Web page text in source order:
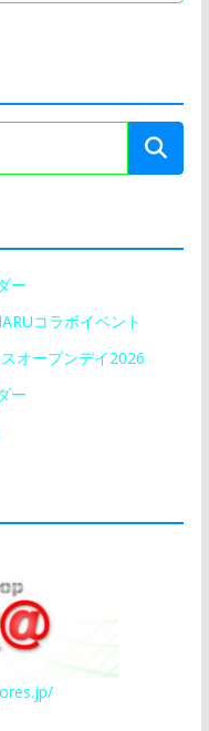
ー
コラボイベント
オープンデイ2026
ー